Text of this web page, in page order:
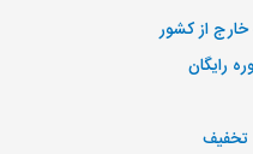
خارج از کشور
رایگان
تخفیف